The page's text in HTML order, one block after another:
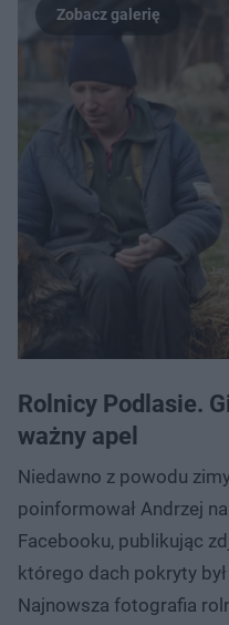
Rolnicy Podlasie.
ważny apel
Niedawno z powodu
poinformował Andrzej
Facebooku, publikując
którego dach pokryty
Najnowsza fotografia